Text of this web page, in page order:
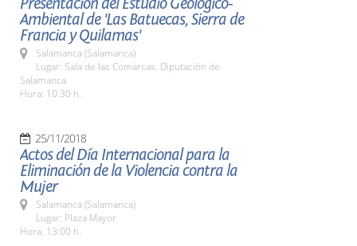
Ambiental de 'Las Batuecas, Sierra de
Francia y Quilamas'
Salamanca (Salamanca)
Lugar: Sala de las Comarcas. Diputación de
Salamanca
Hora: 10:30 h.
25/11/2018
Actos del Día Internacional para la
Eliminación de la Violencia contra la
Mujer
Salamanca (Salamanca)
Lugar: Plaza Mayor
Hora: 13:00 h.